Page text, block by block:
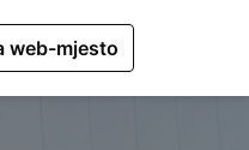
web-mjesto